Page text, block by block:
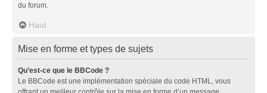
du forum.
Haut
Mise en forme et types de sujets
Qu’est-ce que le BBCode ?
Le BBCode est une implémentation spéciale du code HTML, vous